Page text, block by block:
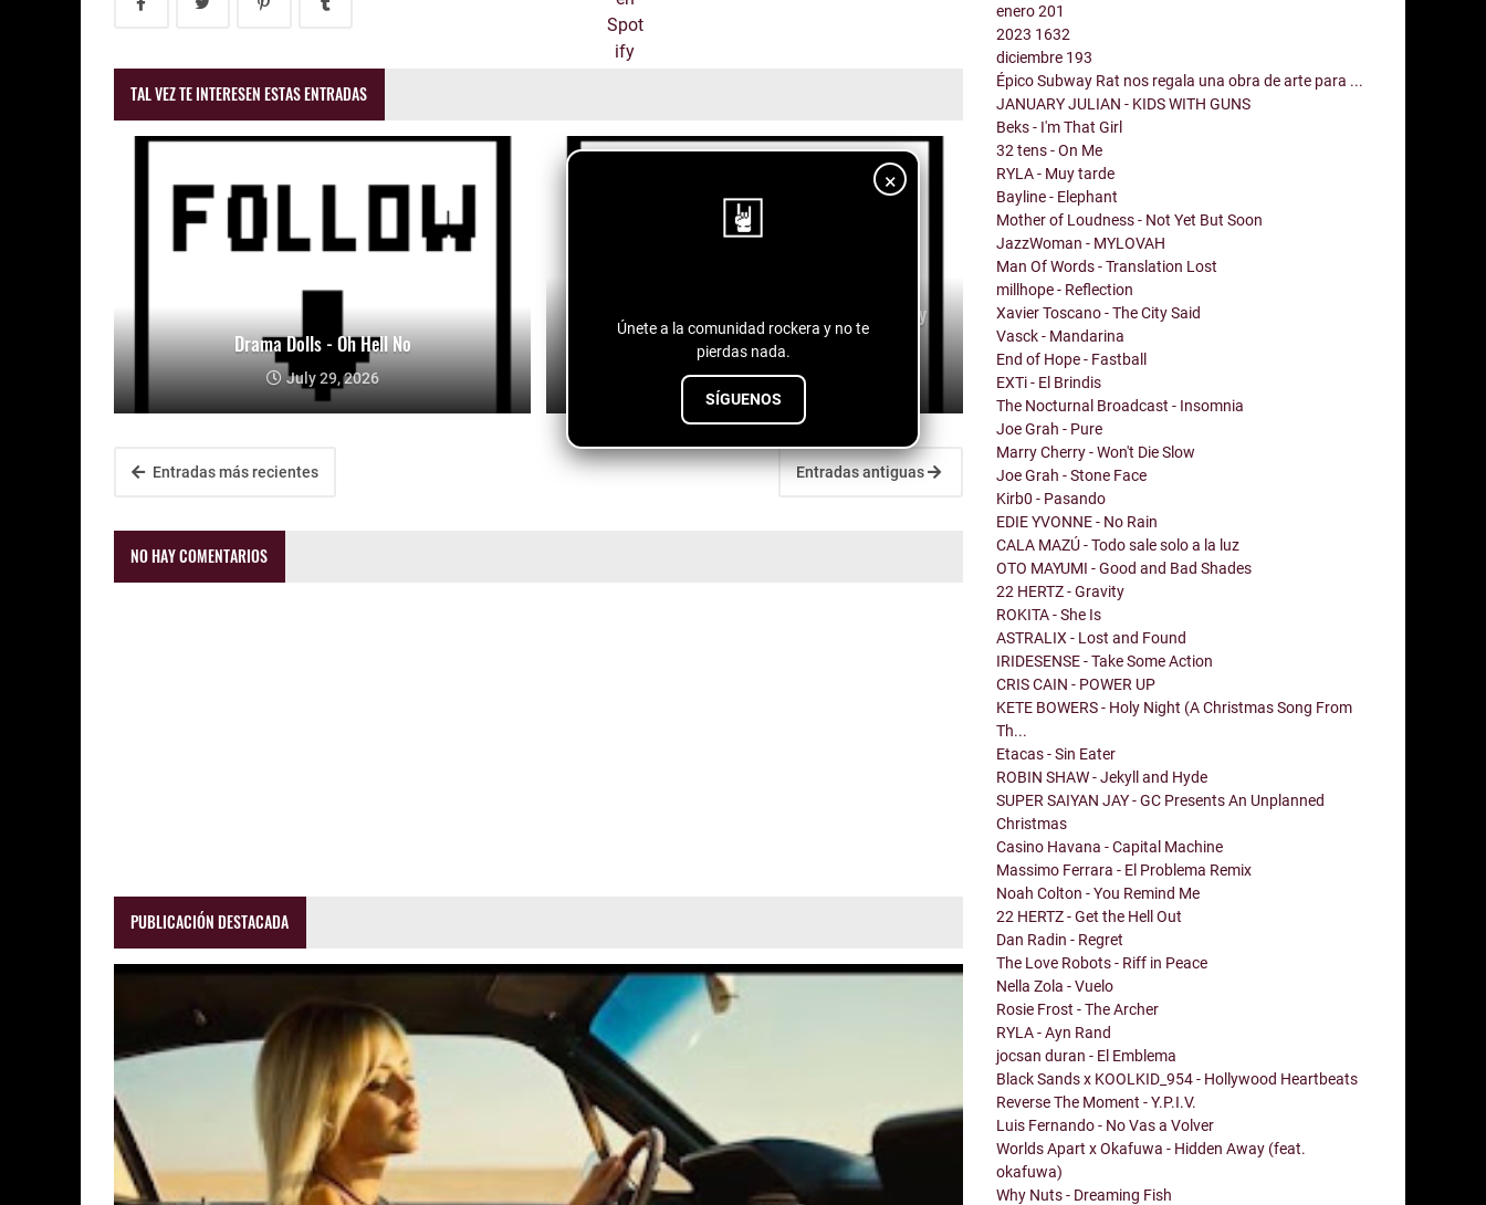
×
Únete a la comunidad rockera y no te
pierdas nada.
SÍGUENOS
TAL VEZ TE INTERESEN ESTAS ENTRADAS
Drama Dolls - Oh Hell No
July 29, 2026
Billy Cueva x Roberto Montalván x Bohemia - Ay
Mami
July 29, 2026
Entradas más recientes Entradas antiguas
NO HAY COMENTARIOS
PUBLICACIÓN DESTACADA
enero201
2023 1632
diciembre 193
Épico Subway Rat nos regala una obra de arte para ...
JANUARY JULIAN - KIDS WITH GUNS
Beks - I'm That Girl
32 tens - On Me
RYLA - Muy tarde
Bayline - Elephant
Mother of Loudness - Not Yet But Soon
JazzWoman - MYLOVAH
Man Of Words - Translation Lost
millhope - Reflection
Xavier Toscano - The City Said
Vasck - Mandarina
End of Hope - Fastball
EXTi - El Brindis
The Nocturnal Broadcast - Insomnia
Joe Grah - Pure
Marry Cherry - Won't Die Slow
Joe Grah - Stone Face
Kirb0 - Pasando
EDIE YVONNE - No Rain
CALA MAZÚ - Todo sale solo a la luz
OTO MAYUMI - Good and Bad Shades
22 HERTZ - Gravity
ROKITA - She Is
ASTRALIX - Lost and Found
IRIDESENSE - Take Some Action
CRIS CAIN - POWER UP
KETE BOWERS - Holy Night (A Christmas Song From
Th...
Etacas - Sin Eater
ROBIN SHAW - Jekyll and Hyde
SUPER SAIYAN JAY - GC Presents An Unplanned
Christmas
Casino Havana - Capital Machine
Massimo Ferrara - El Problema Remix
Noah Colton - You Remind Me
22 HERTZ - Get the Hell Out
Dan Radin - Regret
The Love Robots - Riff in Peace
Nella Zola - Vuelo
Rosie Frost - The Archer
RYLA - Ayn Rand
jocsan duran - El Emblema
Black Sands x KOOLKID_954 - Hollywood Heartbeats
Reverse The Moment - Y.P.I.V.
Luis Fernando - No Vas a Volver
Worlds Apart x Okafuwa - Hidden Away (feat.
okafuwa)
Why Nuts - Dreaming Fish